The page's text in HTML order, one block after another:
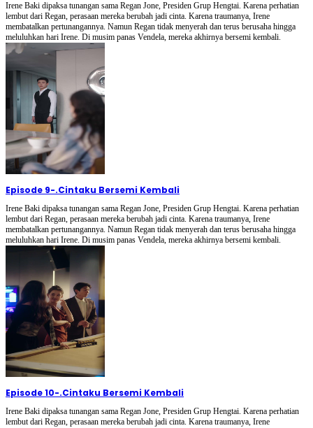
Irene Baki dipaksa tunangan sama Regan Jone, Presiden Grup Hengtai. Karena perhatian
lembut dari Regan, perasaan mereka berubah jadi cinta. Karena traumanya, Irene
membatalkan pertunangannya. Namun Regan tidak menyerah dan terus berusaha hingga
meluluhkan hari Irene. Di musim panas Vendela, mereka akhirnya bersemi kembali.
Episode 9-.Cintaku Bersemi Kembali
Irene Baki dipaksa tunangan sama Regan Jone, Presiden Grup Hengtai. Karena perhatian
lembut dari Regan, perasaan mereka berubah jadi cinta. Karena traumanya, Irene
membatalkan pertunangannya. Namun Regan tidak menyerah dan terus berusaha hingga
meluluhkan hari Irene. Di musim panas Vendela, mereka akhirnya bersemi kembali.
Episode 10-.Cintaku Bersemi Kembali
Irene Baki dipaksa tunangan sama Regan Jone, Presiden Grup Hengtai. Karena perhatian
lembut dari Regan, perasaan mereka berubah jadi cinta. Karena traumanya, Irene